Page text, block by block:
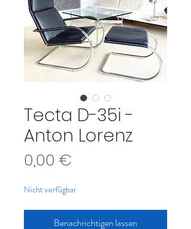
Tecta D-35i -
Anton Lorenz
0,00 €
Nicht verfügbar
Benachrichtigen lassen